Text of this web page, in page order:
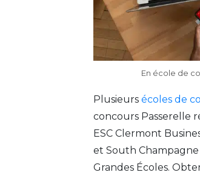
En école de
Plusieursécoles de
concours Passerelle
ESC Clermont
et South Champagne
Grandes Écoles.